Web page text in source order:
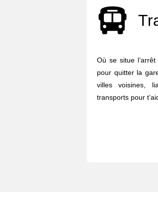
Où se situe
pour quitter la
villes voisines,
transports pour